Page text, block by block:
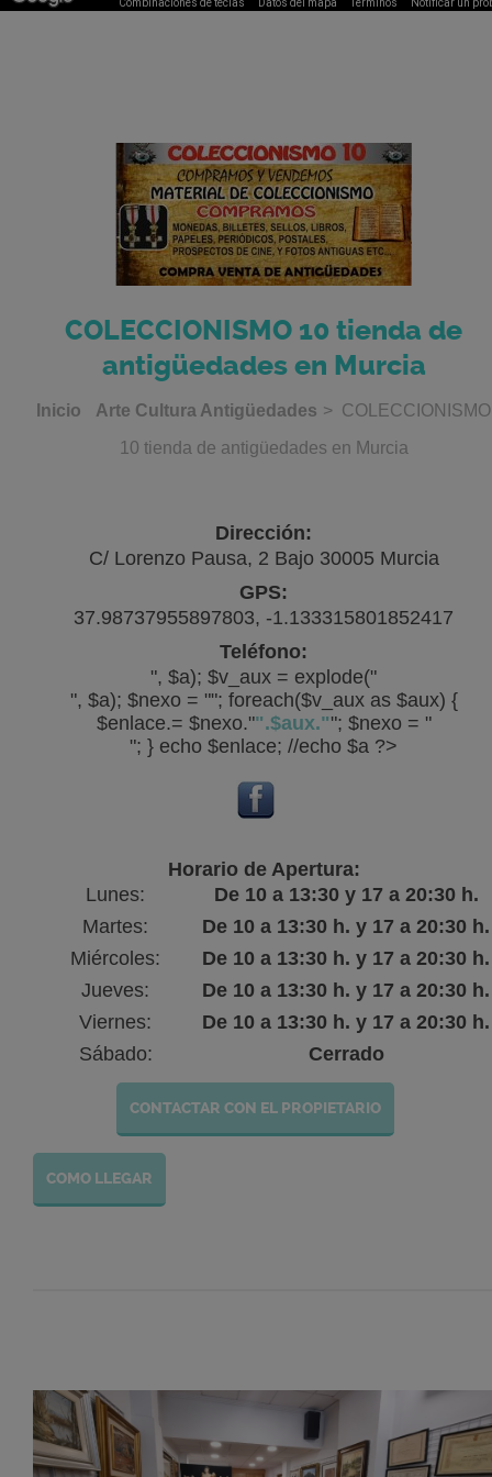
Combinaciones de teclas Datos del mapa Términos Notificar un
COLECCIONISMO 10 tienda de
antigüedades en Murcia
Inicio Arte Cultura Antigüedades > COLECCIONISMO
10 tienda de antigüedades en Murcia
Dirección:
C/ Lorenzo Pausa, 2 Bajo 30005 Murcia
GPS:
37.98737955897803, -1.133315801852417
Teléfono:
", $a); $v_aux = explode("
", $a); $nexo = ""; foreach($v_aux as $aux) {
$enlace.= $nexo."".$aux.""; $nexo = "
"; } echo $enlace; //echo $a ?>
Horario de Apertura:
Lunes:
De 10 a 13:30 y 17 a 20:30 h.
Martes:
De 10 a 13:30 h. y 17 a 20:30 h.
Miércoles:
De 10 a 13:30 h. y 17 a 20:30 h.
Jueves:
De 10 a 13:30 h. y 17 a 20:30 h.
Viernes:
De 10 a 13:30 h. y 17 a 20:30 h.
Sábado:
Cerrado
CONTACTAR CON EL PROPIETARIO
COMO LLEGAR